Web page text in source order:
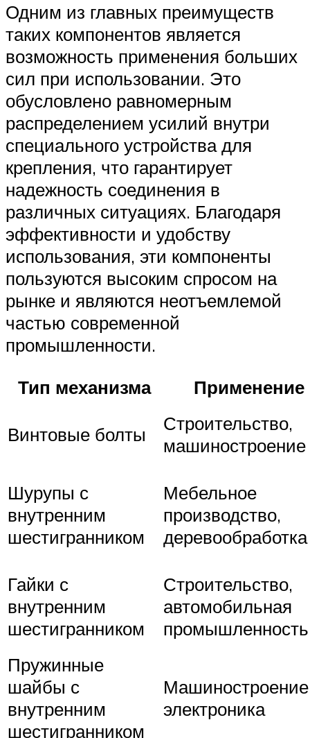
Одним из главных преимуществ
таких компонентов является
возможность применения больших
сил при использовании. Это
обусловлено равномерным
распределением усилий внутри
специального устройства для
крепления, что гарантирует
надежность соединения в
различных ситуациях. Благодаря
эффективности и удобству
использования, эти компоненты
пользуются высоким спросом на
рынке и являются неотъемлемой
частью современной
промышленности.
Тип механизма
Применение
Винтовые болты
Строительство,
машиностроение
Шурупы с
внутренним
шестигранником
Мебельное
производство,
деревообработка
Гайки с
внутренним
шестигранником
Строительство,
автомобильная
промышленность
Пружинные
шайбы с
внутренним
шестигранником
электроника